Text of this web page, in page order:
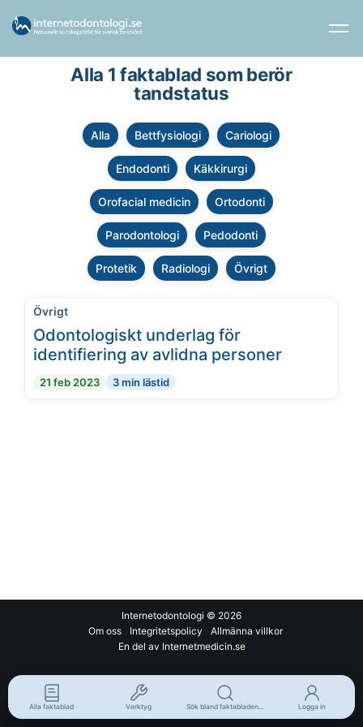
Alla 1 faktablad som berör
tandstatus
Alla Bettfysiologi Cariologi
Endodonti Käkkirurgi
Orofacial medicin Ortodonti
Parodontologi Pedodonti
Protetik Radiologi Övrigt
Övrigt
Odontologiskt underlag för
identifiering av avlidna personer
21 feb 2023 3 min lästid
Internetodontologi © 2026
Om oss
Integritetspolicy
Allmänna villkor
En del av Internetmedicin.se
Alla faktablad Verktyg Sök bland faktabladen... Logga in